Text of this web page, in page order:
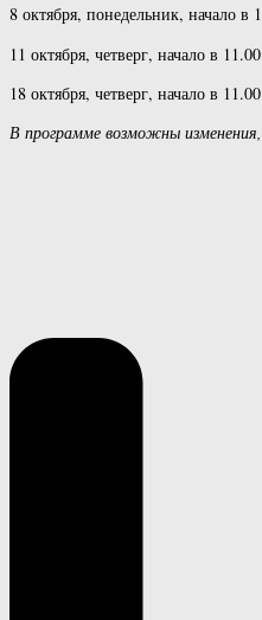
8 октября, понедельник, начало в
11 октября, четверг, начало в
18 октября, четверг, начало в
В программе возможны